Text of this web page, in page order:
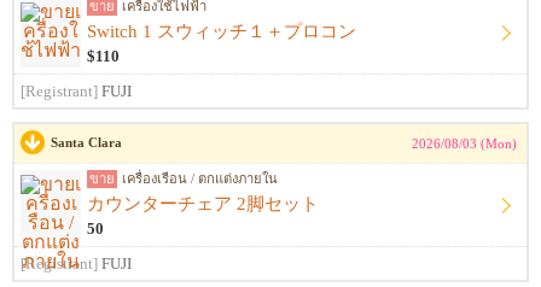
ขาย เครื่องใช้ไฟฟ้า
Switch 1 スウィッチ１＋プロコン
$110
[Registrant] FUJI
Santa Clara 2026/08/03 (Mon)
ขาย เครื่องเรือน / ตกแต่งภายใน
カウンターチェア 2脚セット
50
[Registrant] FUJI